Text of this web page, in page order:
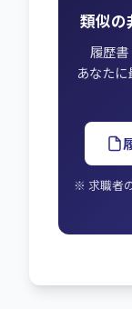
類似の
履歴書
あなた
※ 求職者